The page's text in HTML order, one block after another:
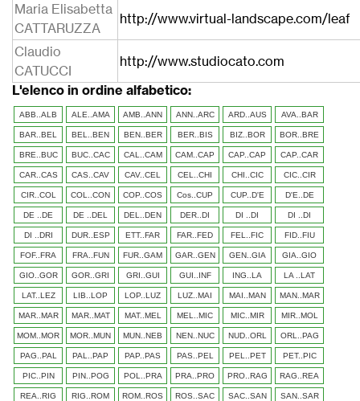
Maria Elisabetta
CATTARUZZA
http://www.virtual-landscape.com/leaf
Claudio
CATUCCI
http://www.studiocato.com
L'elenco in ordine alfabetico:
ABB..ALB ALE..AMA AMB..ANN ANN..ARC ARD..AUS AVA..BAR
BAR..BEL BEL..BEN BEN..BER BER..BIS BIZ..BOR BOR..BRE
BRE..BUC BUC..CAC CAL..CAM CAM..CAP CAP..CAP CAP..CAR
CAR..CAS CAS..CAV CAV..CEL CEL..CHI CHI..CIC CIC..CIR
CIR..COL COL..CON COP..COS Cos..CUP CUP..D'E D'E..DE
DE ..DE DE ..DEL DEL..DEN DER..DI DI ..DI DI ..DI
DI ..DRI DUR..ESP ETT..FAR FAR..FED FEL..FIC FID..FIU
FOF..FRA FRA..FUN FUR..GAM GAR..GEN GEN..GIA GIA..GIO
GIO..GOR GOR..GRI GRI..GUI GUI..INF ING..LA LA ..LAT
LAT..LEZ LIB..LOP LOP..LUZ LUZ..MAI MAI..MAN MAN..MAR
MAR..MAR MAR..MAT MAT..MEL MEL..MIC MIC..MIR MIR..MOL
MOM..MOR MOR..MUN MUN..NEB NEN..NUC NUD..ORL ORL..PAG
PAG..PAL PAL..PAP PAP..PAS PAS..PEL PEL..PET PET..PIC
PIC..PIN PIN..POG POL..PRA PRA..PRO PRO..RAG RAG..REA
REA..RIG RIG..ROM ROM..ROS ROS..SAC SAC..SAN SAN..SAR